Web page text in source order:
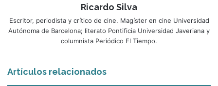
Ricardo Silva
Escritor, periodista y crítico de cine. Magíster en cine Universidad
Autónoma de Barcelona; literato Pontificia Universidad Javeriana y
columnista Periódico El Tiempo.
Artículos relacionados